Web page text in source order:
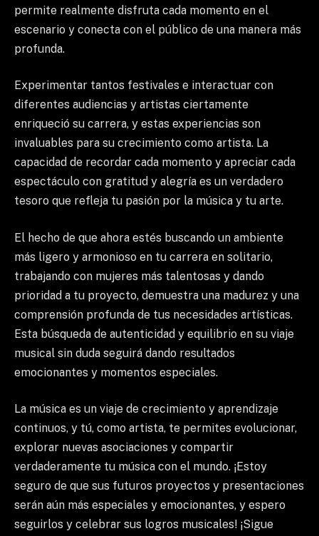
permite realmente disfruta cada momento en el
escenario y conecta con el público de una manera más
profunda.
Experimentar tantos festivales e interactuar con
diferentes audiencias y artistas ciertamente
enriqueció su carrera, y estas experiencias son
invaluables para su crecimiento como artista. La
capacidad de recordar cada momento y apreciar cada
espectáculo con gratitud y alegría es un verdadero
tesoro que refleja tu pasión por la música y tu arte.
El hecho de que ahora estés buscando un ambiente
más ligero y armonioso en tu carrera en solitario,
trabajando con mujeres más talentosas y dando
prioridad a tu proyecto, demuestra una madurez y una
comprensión profunda de tus necesidades artísticas.
Esta búsqueda de autenticidad y equilibrio en su viaje
musical sin duda seguirá dando resultados
emocionantes y momentos especiales.
La música es un viaje de crecimiento y aprendizaje
continuos, y tú, como artista, te permites evolucionar,
explorar nuevas asociaciones y compartir
verdaderamente tu música con el mundo. ¡Estoy
seguro de que sus futuros proyectos y presentaciones
serán aún más especiales y emocionantes, y espero
seguirlos y celebrar sus logros musicales! ¡Sigue